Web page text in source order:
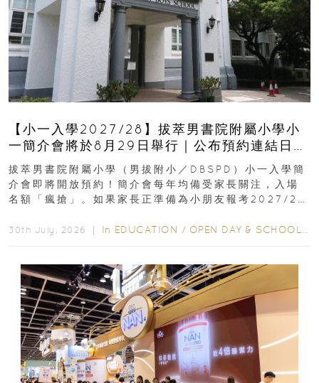
【小一入學2027/28】拔萃男書院附屬小學小
一簡介會將於8月29日舉行｜公布預約連結日期
｜更設有網上重溫
拔萃男書院附屬小學（男拔附小／DBSPD）小一入學簡
介會即將開放預約！簡介會每年均備受家長關注，入場
名額「瘋搶」。如果家長正準備為小朋友報考2027/28
30th July, 2026 ｜ In EDUCATION / OPEN DAY & SCHOOL EVENTS